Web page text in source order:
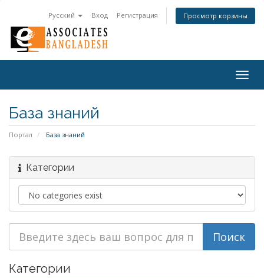
Русский Вход Регистрация Просмотр корзины
База знаний
Портал База знаний
Категории
Категории